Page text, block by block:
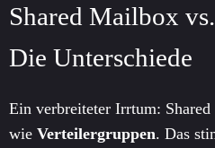
Shared Mailbox
Die Unterschiede
Ein verbreiteter Irrtum: Shared
wie Verteilergruppen. Das